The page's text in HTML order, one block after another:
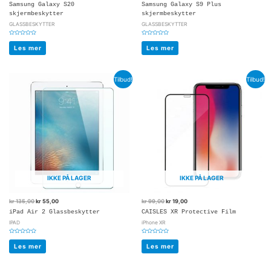
Samsung Galaxy S20
skjermbeskytter
GLASSBESKYTTER
Vurdert
av
5
Les mer
Samsung Galaxy S9 Plus
skjermbeskytter
GLASSBESKYTTER
Vurdert
av
5
Les mer
Tilbud!
IKKE PÅ LAGER
kr135,00kr55,00
iPad Air 2 Glassbeskytter
IPAD
Vurdert
av
5
Les mer
Tilbud!
IKKE PÅ LAGER
kr99,00kr19,00
CAISLES XR Protective Film
iPhone XR
Vurdert
av
5
Les mer